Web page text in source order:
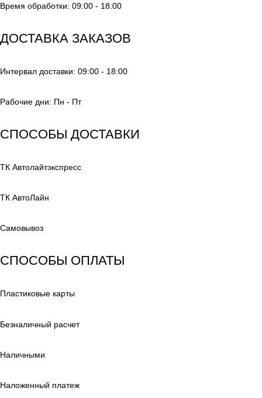
Время обработки: 09:00 - 18:00
ДОСТАВКА ЗАКАЗОВ
Интервал доставки: 09:00 - 18:00
Рабочие дни: Пн - Пт
СПОСОБЫ ДОСТАВКИ
ТК Автолайтэкспресс
ТК АвтоЛайн
Самовывоз
СПОСОБЫ ОПЛАТЫ
Пластиковые карты
Безналичный расчет
Наличными
Наложенный платеж